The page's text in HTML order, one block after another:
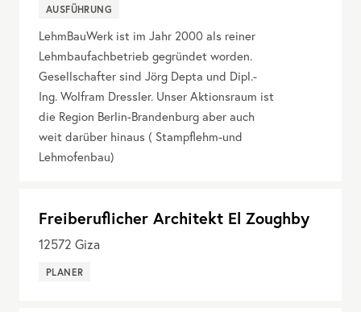
AUSFÜHRUNG
LehmBauWerk ist im Jahr 2000 als reiner
Lehmbaufachbetrieb gegründet worden.
Gesellschafter sind Jörg Depta und Dipl.-
Ing. Wolfram Dressler. Unser Aktionsraum ist
die Region Berlin-Brandenburg aber auch
weit darüber hinaus ( Stampflehm-und
Lehmofenbau)
Freiberuflicher Architekt El Zoughby
12572 Giza
PLANER